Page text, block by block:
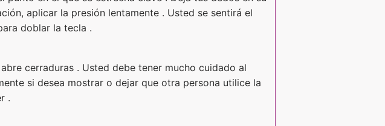
aplicar la presión lentamente . Usted se sentirá el
doblar la tecla .
cerraduras . Usted debe tener mucho cuidado al
si desea mostrar o dejar que otra persona utilice la
.